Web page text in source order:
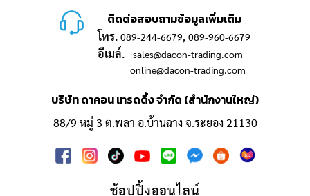
ติดต่อสอบถามข้อมูลเพิ่มเติม
โทร. 089-244-6679, 089-960-6679
อีเมล์.
sales@dacon-trading.com
online@dacon-trading.com
บริษัท ดาคอน เทรดดิ้ง จำกัด (สำนักงานใหญ่)
88/9 หมู่ 3 ต.พลา อ.บ้านฉาง จ.ระยอง 21130
ช้อปปิ้งออนไลน์